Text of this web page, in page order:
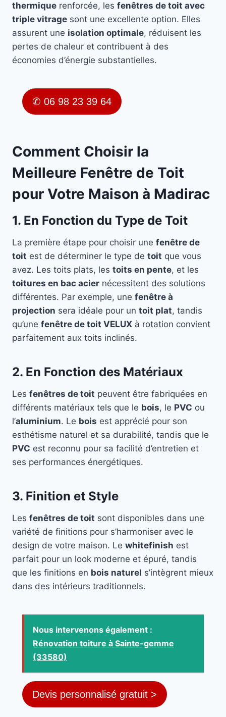
thermique renforcée, les fenêtres de toit avec
triple vitrage sont une excellente option. Elles
assurent une isolation optimale, réduisent les
pertes de chaleur et contribuent à des
économies d’énergie substantielles.
✆ 06 98 23 39 64
Comment Choisir la
Meilleure Fenêtre de Toit
pour Votre Maison à Madirac
1. En Fonction du Type de Toit
La première étape pour choisir une fenêtre de
toit est de déterminer le type de toit que vous
avez. Les toits plats, les toits en pente, et les
toitures en bac acier nécessitent des solutions
différentes. Par exemple, une fenêtre à
projection sera idéale pour un toit plat, tandis
qu’une fenêtre de toit VELUX à rotation convient
parfaitement aux toits inclinés.
2. En Fonction des Matériaux
Les fenêtres de toit peuvent être fabriquées en
différents matériaux tels que le bois, le PVC ou
l’aluminium. Le bois est apprécié pour son
esthétisme naturel et sa durabilité, tandis que le
PVC est reconnu pour sa facilité d’entretien et
ses performances énergétiques.
3. Finition et Style
Les fenêtres de toit sont disponibles dans une
variété de finitions pour s’harmoniser avec le
design de votre maison. Le whitefinish est
parfait pour un look moderne et épuré, tandis
que les finitions en bois naturel s’intègrent mieux
dans des intérieurs traditionnels.
Nous intervenons également :
Rénovation toiture à Sainte-gemme
(33580)
Devis personnalisé gratuit >